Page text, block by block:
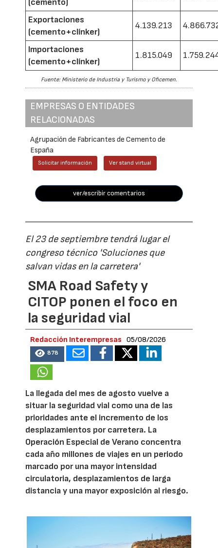
(cemento)
Exportaciones
(cemento+clínker)
4.139.213
Importaciones
(cemento+clínker)
1.815.049
Fuente: Ministerio de Industria y Turismo y Oficemen.
EMPRESAS O ENTIDADES
RELACIONADAS
Agrupación de Fabricantes de Cemento de
España
Solicitar información Ver stand virtual
ver/escribir comentarios
El 23 de septiembre tendrá lugar el
congreso técnico 'Soluciones que
salvan vidas en la carretera'
SMA Road Safety y
CITOP ponen el foco en
la seguridad vial
Redacción Interempresas 05/08/2026
878
La llegada del mes de agosto vuelve a
situar la seguridad vial como una de las
prioridades ante el incremento de los
desplazamientos por carretera. La
Operación Especial de Verano concentra
cada año millones de viajes en un periodo
marcado por una mayor intensidad
circulatoria, desplazamientos de larga
distancia y una mayor exposición al riesgo.